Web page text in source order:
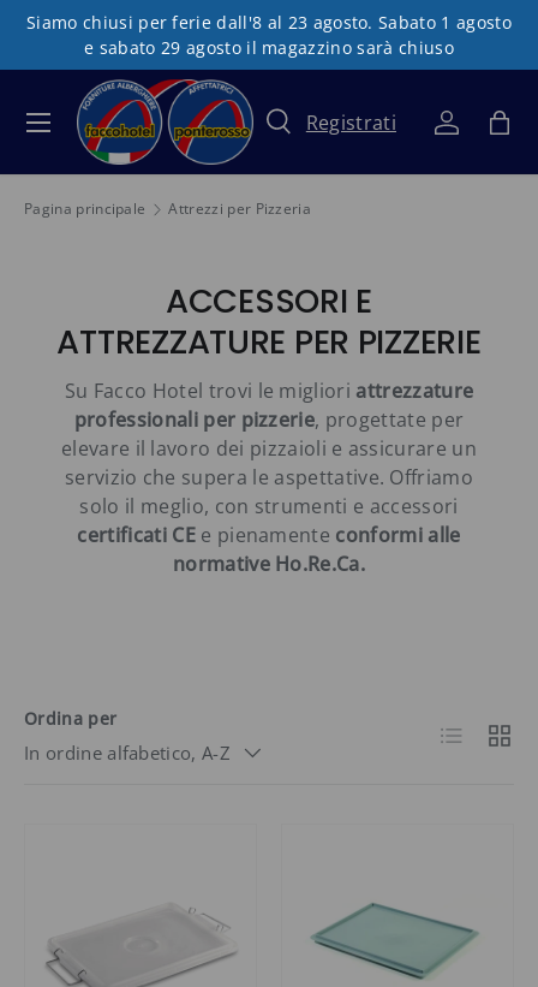
Passa ai contenuti
Siamo chiusi per ferie dall'8 al 23 agosto. Sabato 1 agosto
e sabato 29 agosto il magazzino sarà chiuso
Cerca
Tipo prodotto
CercaRegistrati Accedi
Menu
Pagina principale Attrezzi per Pizzeria
ACCESSORI E
ATTREZZATURE PER PIZZERIE
Su Facco Hotel trovi le migliori attrezzature
professionali per pizzerie, progettate per
elevare il lavoro dei pizzaioli e assicurare un
servizio che supera le aspettative. Offriamo
solo il meglio, con strumenti e accessori
certificati CEe pienamente conformi alle
normative Ho.Re.Ca.
Ordina per
In ordine alfabetico, A-Z
Elenco